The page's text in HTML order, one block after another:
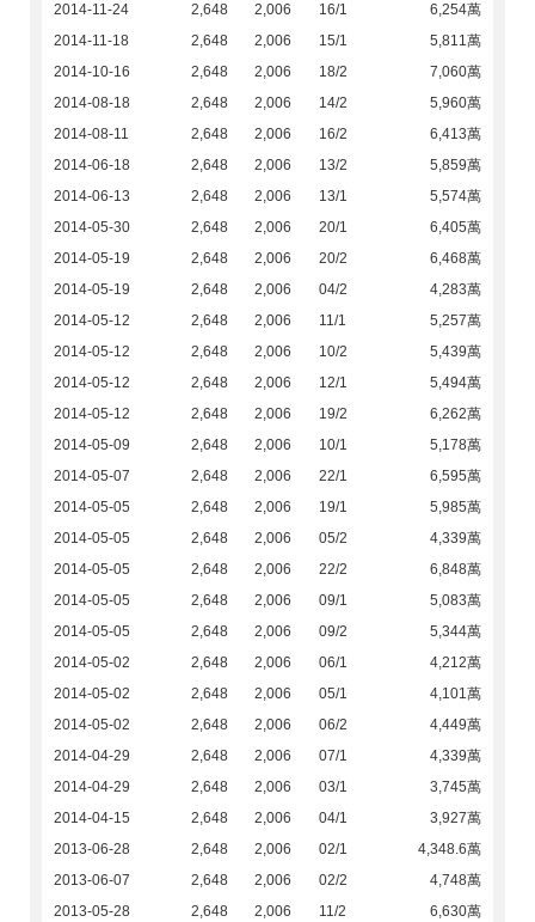
2014-11-24 2,648 2,006 16/1
6,254萬
2014-11-18
2,648 2,006 15/1
5,811萬
2014-10-16
2,648 2,006 18/2
7,060萬
2014-08-18
2,648 2,006 14/2
5,960萬
2014-08-11
2,648 2,006 16/2
6,413萬
2014-06-18
2,648 2,006 13/2
5,859萬
2014-06-13
2,648 2,006 13/1
5,574萬
2014-05-30
2,648 2,006 20/1
6,405萬
2014-05-19
2,648 2,006 20/2
6,468萬
2014-05-19
2,648 2,006 04/2
4,283萬
2014-05-12
2,648 2,006 11/1
5,257萬
2014-05-12
2,648 2,006 10/2
5,439萬
2014-05-12
2,648 2,006 12/1
5,494萬
2014-05-12
2,648 2,006 19/2
6,262萬
2014-05-09
2,648 2,006 10/1
5,178萬
2014-05-07
2,648 2,006 22/1
6,595萬
2014-05-05
2,648 2,006 19/1
5,985萬
2014-05-05
2,648 2,006 05/2
4,339萬
2014-05-05
2,648 2,006 22/2
6,848萬
2014-05-05
2,648 2,006 09/1
5,083萬
2014-05-05
2,648 2,006 09/2
5,344萬
2014-05-02
2,648 2,006 06/1
4,212萬
2014-05-02
2,648 2,006 05/1
4,101萬
2014-05-02
2,648 2,006 06/2
4,449萬
2014-04-29
2,648 2,006 07/1
4,339萬
2014-04-29
2,648 2,006 03/1
3,745萬
2014-04-15
2,648 2,006 04/1
3,927萬
2013-06-28
2,648 2,006 02/1
4,348.6萬
2013-06-07
2,648 2,006 02/2
4,748萬
2013-05-28
2,648 2,006 11/2
6,630萬